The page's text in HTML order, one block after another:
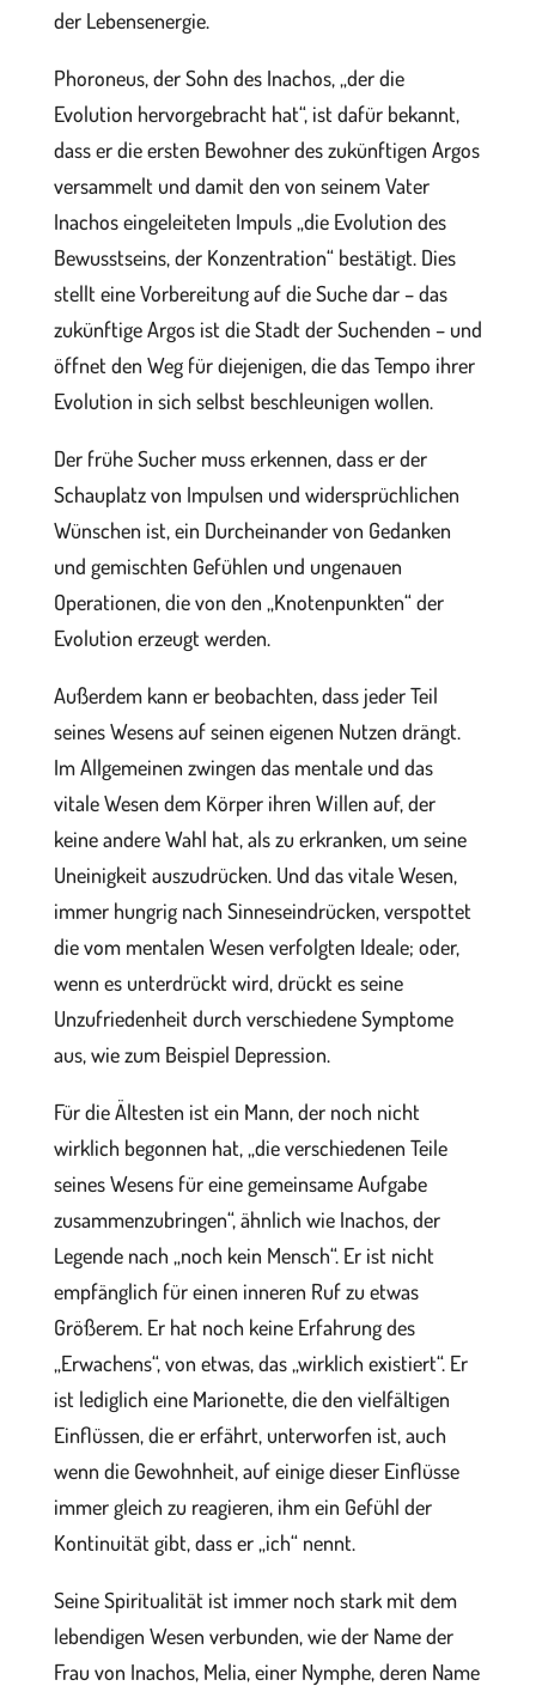
der Lebensenergie.
Phoroneus, der Sohn des Inachos, „der die
Evolution hervorgebracht hat“, ist dafür bekannt,
dass er die ersten Bewohner des zukünftigen Argos
versammelt und damit den von seinem Vater
Inachos eingeleiteten Impuls „die Evolution des
Bewusstseins, der Konzentration“ bestätigt. Dies
stellt eine Vorbereitung auf die Suche dar – das
zukünftige Argos ist die Stadt der Suchenden – und
öffnet den Weg für diejenigen, die das Tempo ihrer
Evolution in sich selbst beschleunigen wollen.
Der frühe Sucher muss erkennen, dass er der
Schauplatz von Impulsen und widersprüchlichen
Wünschen ist, ein Durcheinander von Gedanken
und gemischten Gefühlen und ungenauen
Operationen, die von den „Knotenpunkten“ der
Evolution erzeugt werden.
Außerdem kann er beobachten, dass jeder Teil
seines Wesens auf seinen eigenen Nutzen drängt.
Im Allgemeinen zwingen das mentale und das
vitale Wesen dem Körper ihren Willen auf, der
keine andere Wahl hat, als zu erkranken, um seine
Uneinigkeit auszudrücken. Und das vitale Wesen,
immer hungrig nach Sinneseindrücken, verspottet
die vom mentalen Wesen verfolgten Ideale; oder,
wenn es unterdrückt wird, drückt es seine
Unzufriedenheit durch verschiedene Symptome
aus, wie zum Beispiel Depression.
Für die Ältesten ist ein Mann, der noch nicht
wirklich begonnen hat, „die verschiedenen Teile
seines Wesens für eine gemeinsame Aufgabe
zusammenzubringen“, ähnlich wie Inachos, der
Legende nach „noch kein Mensch“. Er ist nicht
empfänglich für einen inneren Ruf zu etwas
Größerem. Er hat noch keine Erfahrung des
„Erwachens“, von etwas, das „wirklich existiert“. Er
ist lediglich eine Marionette, die den vielfältigen
Einflüssen, die er erfährt, unterworfen ist, auch
wenn die Gewohnheit, auf einige dieser Einflüsse
immer gleich zu reagieren, ihm ein Gefühl der
Kontinuität gibt, dass er „ich“ nennt.
Seine Spiritualität ist immer noch stark mit dem
lebendigen Wesen verbunden, wie der Name der
Frau von Inachos, Melia, einer Nymphe, deren Name